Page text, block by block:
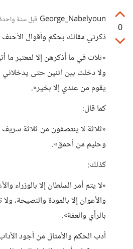
0
George_Nabelyoun قبل سنة واحدة
ذكرني مقالك بحكم وأقوال
«ثلاث في ما أذكرهن إلا لمعتبر ما
ولا دخلت بين اثنين حتى يدخلاني
يقوم من عندي إلا بخير».
كما قال:
«ثلاثة لا ينتصفون من ثلاثة
وحليم من أحمق».
كذلك:
«لا يتم أمر السلطان إلا بالوزراء
والأعوان إلا بالمودة والنصيحة،
بالرأي والعفة».
أدب الحكم والأمثال من أجود